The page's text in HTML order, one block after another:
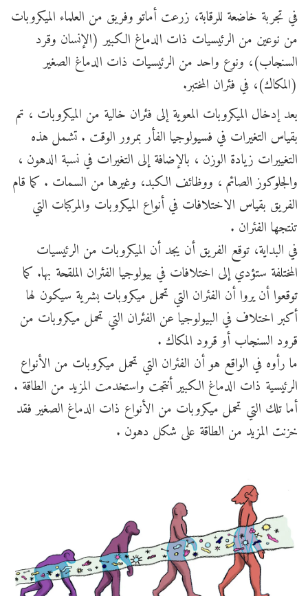
في تجربة خاضعة للرقابة، زرعت أماتو وفريق من العلماء الميكروبات
من نوعين من الرئيسيات ذات الدماغ الكبير (الإنسان وقرد
السنجاب)، ونوع واحد من الرئيسيات ذات الدماغ الصغير
(المكاك)، في فئران المختبر.
بعد إدخال الميكروبات المعوية إلى فئران خالية من الميكروبات ، تم
بقياس التغيرات في فسيولوجيا الفأر بمرور الوقت . تشمل هذه
التغييرات زيادة الوزن ، بالإضافة إلى التغيرات في نسبة الدهون ،
والجلوكوز الصائم ، ووظائف الكبد، وغيرها من السمات . كما قام
الفريق بقياس الاختلافات في أنواع الميكروبات والمركبات التي
تنتجها الفئران .
في البداية، توقع الفريق أن يجد أن الميكروبات من الرئيسيات
المختلفة ستؤدي إلى اختلافات في بيولوجيا الفئران الملقحة بها. كما
توقعوا أن يروا أن الفئران التي تحمل ميكروبات بشرية سيكون لها
أكبر اختلاف في البيولوجيا عن الفئران التي تحمل ميكروبات من
قرود السنجاب أو قرود المكاك .
ما رأوه في الواقع هو أن الفئران التي تحمل ميكروبات من الأنواع
الرئيسية ذات الدماغ الكبير أنتجت واستخدمت المزيد من الطاقة .
أما تلك التي تحمل ميكروبات من الأنواع ذات الدماغ الصغير فقد
خزنت المزيد من الطاقة على شكل دهون .